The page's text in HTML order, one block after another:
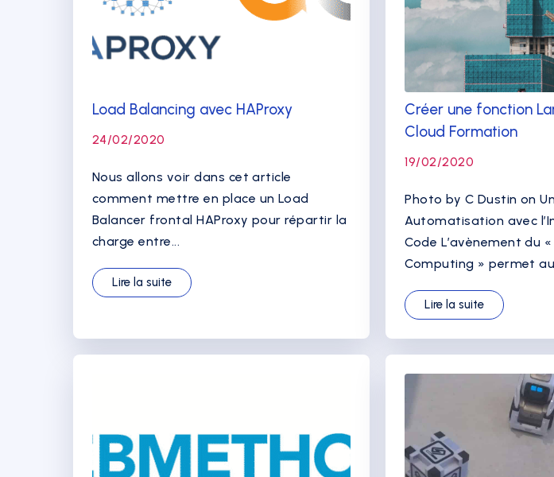
Load Balancing avec HAProxy
24/02/2020
Nous allons voir dans cet article
comment mettre en place un Load
Balancer frontal HAProxy pour répartir la
charge entre...
Lire la suite
Créer une fonction
Cloud Formation
19/02/2020
Photo by C Dustin on
Automatisation avec
Code L’avènement du
Computing » permet
Lire la suite